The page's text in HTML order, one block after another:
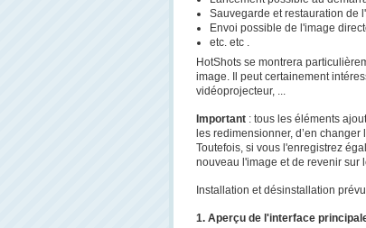
Sauvegarde et restauration de
Envoi possible de l'image
etc. etc .
HotShots se montrera
image. Il peut certainement
vidéoprojecteur, ...
Important : tous les éléments
les redimensionner, d’en
Toutefois, si vous l'enregistrez
nouveau l'image et de revenir sur
Installation et désinstallation
1. Aperçu de l'interface